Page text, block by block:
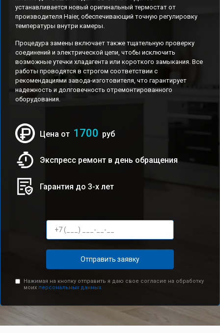
устанавливается новый оригинальный термостат от
производителя Haier, обеспечивающий точную регулировку
температуры внутри камеры.
Процедура замены включает также тщательную проверку
соединений и электрической цепи, чтобы исключить
возможные утечки хладагента или короткого замыкания. Все
работы проводятся в строгом соответствии с
рекомендациями завода-изготовителя, что гарантирует
надежность и долговечность отремонтированного
оборудования.
Цена от 1700 руб
Экспресс ремонт в день обращения
Гарантия до 3-х лет
Отправить заявку
Нажимая на кнопку отправить я даю свое согласие на обработку
моих персональных данных.